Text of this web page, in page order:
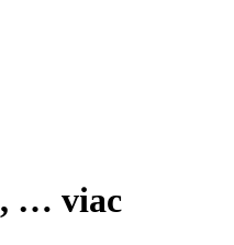
, … viac